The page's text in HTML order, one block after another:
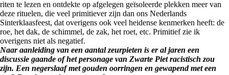
riten te lezen en ontdekte op afgelegen geïsoleerde plekken meer van
deze rituelen, die veel primitiever zijn dan ons Nederlands
Sinterklaasfeest, dat overigens ook veel heidense kenmerken heeft: de
roe, het dak, de schimmel, de zak, het roet, etc. Primitief zie ik
overigens niet als negatief.
Naar aanleiding van een aantal zeurpieten is er al jaren een
discussie gaande of het personage van Zwarte Piet racistisch zou
zijn. Een negerslaaf met gouden oorringen en gewapend met een